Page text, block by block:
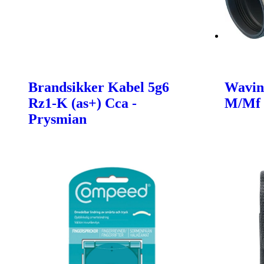
Brandsikker Kabel 5g6
Rz1-K (as+) Cca -
Prysmian
M/Mf